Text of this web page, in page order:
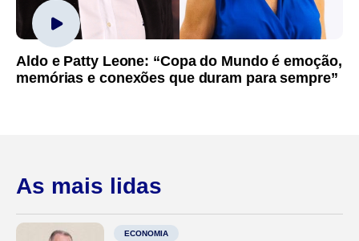
Aldo e Patty Leone: “Copa do Mundo é emoção,
memórias e conexões que duram para sempre”
As mais lidas
ECONOMIA